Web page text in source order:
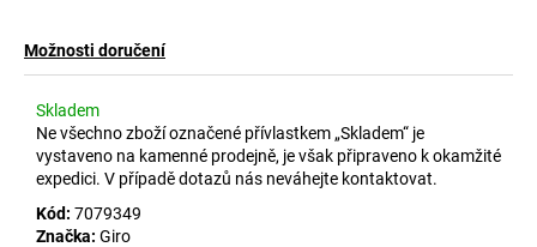
Možnosti doručení
Skladem
Ne všechno zboží označené přívlastkem „Skladem“ je
vystaveno na kamenné prodejně, je však připraveno k okamžité
expedici. V případě dotazů nás neváhejte kontaktovat.
Kód: 7079349
Značka: Giro
u
č
u
e
m
e